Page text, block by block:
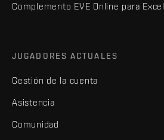
Complemento EVE Online para Excel
JUGADORES ACTUALES
Gestión de la cuenta
Asistencia
Comunidad